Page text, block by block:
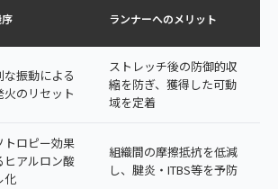
ランナーへのメリット
な振動による
火のリセット
ストレッチ後の防御的収
縮を防ぎ、獲得した可動
域を定着
トロピー効果
ヒアルロン酸
化
組織間の摩擦抵抗を低減
し、腱炎・ITBS等を予防